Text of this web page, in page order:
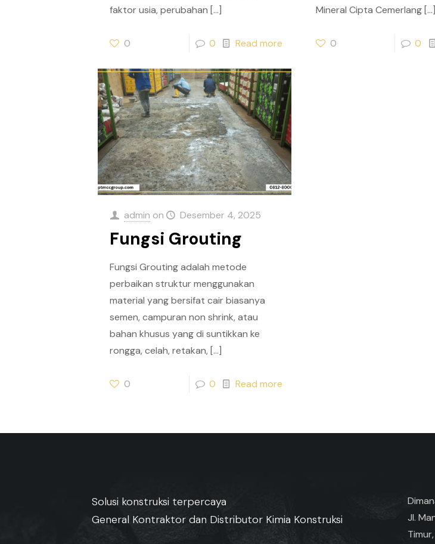
faktor usia, perubahan […]
0 0 Read more
Mineral Cipta Cemerlang[…]
0 0
admin on Desember 4, 2025
Fungsi Grouting
Fungsi Grouting adalah metode
perbaikan struktur menggunakan
material yang bersifat cair biasanya
semen, campuran non shrink, atau
bahan khusus yang di suntikkan ke
rongga, celah, retakan, […]
0 0 Read more
Solusi konstruksi terpercaya
General Kontraktor dan Distributor Kimia Konstruksi
Jl.